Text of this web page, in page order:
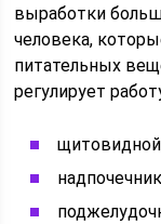
выработки
человека,
питательных
регулирует